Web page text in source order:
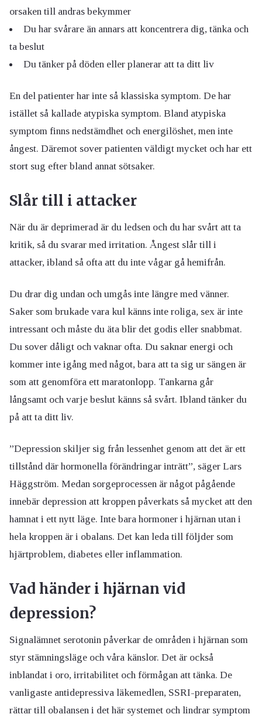
orsaken till andras bekymmer
Du har svårare än annars att koncentrera dig, tänka och
ta beslut
Du tänker på döden eller planerar att ta ditt liv
En del patienter har inte så klassiska symptom. De har
istället så kallade atypiska symptom. Bland atypiska
symptom finns nedstämdhet och energilöshet, men inte
ångest. Däremot sover patienten väldigt mycket och har ett
stort sug efter bland annat sötsaker.
Slår till i attacker
När du är deprimerad är du ledsen och du har svårt att ta
kritik, så du svarar med irritation. Ångest slår till i
attacker, ibland så ofta att du inte vågar gå hemifrån.
Du drar dig undan och umgås inte längre med vänner.
Saker som brukade vara kul känns inte roliga, sex är inte
intressant och måste du äta blir det godis eller snabbmat.
Du sover dåligt och vaknar ofta. Du saknar energi och
kommer inte igång med något, bara att ta sig ur sängen är
som att genomföra ett maratonlopp. Tankarna går
långsamt och varje beslut känns så svårt. Ibland tänker du
på att ta ditt liv.
”Depression skiljer sig från lessenhet genom att det är ett
tillstånd där hormonella förändringar inträtt”, säger Lars
Häggström. Medan sorgeprocessen är något pågående
innebär depression att kroppen påverkats så mycket att den
hamnat i ett nytt läge. Inte bara hormoner i hjärnan utan i
hela kroppen är i obalans. Det kan leda till följder som
hjärtproblem, diabetes eller inflammation.
Vad händer i hjärnan vid
depression?
Signalämnet serotonin påverkar de områden i hjärnan som
styr stämningsläge och våra känslor. Det är också
inblandat i oro, irritabilitet och förmågan att tänka. De
vanligaste antidepressiva läkemedlen, SSRI-preparaten,
rättar till obalansen i det här systemet och lindrar symptom